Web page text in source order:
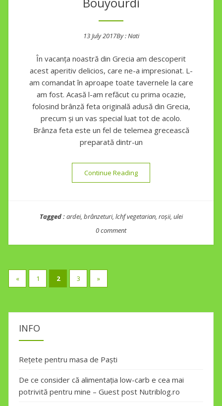
13 July 2017By :Nati
În vacanța noastră din Grecia am descoperit
acest aperitiv delicios, care ne-a impresionat. L-
am comandat în aproape toate tavernele la care
am fost. Acasă l-am refăcut cu prima ocazie,
folosind brânză feta originală adusă din Grecia,
precum și un vas special luat tot de acolo.
Brânza feta este un fel de telemea grecească
preparată dintr-un
Continue Reading“Bouyourdi”
Tagged :ardei, brânzeturi, lchf vegetarian, roșii, ulei
0 comment
Posts
pagination
« 1 2 3 »
INFO
Rețete pentru masa de Paști
De ce consider că alimentația low-carb e cea mai
potrivită pentru mine – Guest post Nutriblog.ro